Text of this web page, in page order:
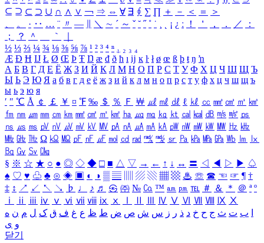
⊆ ⊇ ⊂ ⊃ ∪ ∩ ∧ ∨ ￢ ⇒ ⇔ ∀ ∃ ∮ ∑ ∏ ＋ － ＜ ＝
＞
、
。 · ‥ … ¨ 〃 ― ＼ ∼ ´ ～ ˇ ˘ ˝ ˚ ˙ ¸ ¡ ¿ ː ！ ＇ ， ． ／
：
；
？ ＾ ｀
½ ⅓ ⅔ ¼ ¾ ⅛ ⅜ ⅝ ⅞ ¹ ² ³ ⁴ ⁿ ₁ ₂ ₃ ₄
Æ Ð Ħ Ĳ Ł Ø Œ Þ Ŧ Ŋ æ đ ð ħ ı ĳ ĸ ŀ ł ø œ ß þ ŧ ŋ ŉ
А Б В Г Д Е Ё Ж З И Й К Л М Н О П Р С Т У Ф Х Ц Ч Ш Щ Ъ
Ы Ь Э Ю Я а б в г д е ё ж з и й к л м н о п р с т у ф х ц ч ш щ ъ
ы ь э ю я
′ ″ ℃ Å ￠ ￡ ￥ ¤ ℉ ‰ ＄ ％ Ｆ ￦ ㎕ ㎖ ㎗ ℓ ㎘ ㏄ ㎣ ㎤ ㎥ ㎦
㎙ ㎚ ㎛ ㎜ ㎝ ㎞ ㎟ ㎠ ㎡ ㎢ ㏊ ㎍ ㎎ ㎏ ㏏ ㎈ ㎉ ㏈ ㎧ ㎨ ㎰
㎱ ㎲ ㎳ ㎴ ㎵ ㎶ ㎷ ㎸ ㎹ ㎀ ㎁ ㎂ ㎃ ㎄ ㎺ ㎻ ㎽ ㎾ ㎿ ㎐ ㎑
㎒ ㎓ ㎔ Ω ㏀ ㏁ ㎊ ㎋ ㎌ ㏖ ㏅ ㎭ ㎮ ㎯ ㏛ ㎩ ㎪ ㎫ ㎬ ㏝ ㏐
㏓
㏃ ㏉ ㏜ ㏆
§ ※ ☆ ★ ○ ● ◎ ◇ ◆ □ ■ △ ▽ → ← ↑ ↓ ↔ 〓 ◁ ◀ ▷ ▶ ♤
♠ ♡ ♥ ♧ ♣ ⊙ ◈ ▣ ◐ ◑ ▒ ▤ ▨ ▧ ▦ ▩ ♨ ☏ ☎ ☜ ☞ ¶ †
‡ ↕ ↗ ↙ ↖ ↘ ♭ ♩ ♪ ♬ ㉿ ㈜ № ㏇ ™ ㏂ ㏘ ℡ ＃ ＆ ＊ ＠ ª º
ⅰ
ⅱ ⅲ ⅳ ⅴ ⅵ ⅶ ⅷ ⅸ ⅹ Ⅳ Ⅴ Ⅵ Ⅶ Ⅷ Ⅸ Ⅹ
ب ت ث ج ح خ د ذ ر ز س ش ص ض ط ظ ع غ ف ق ک ل م ن ه
و ی
닫기